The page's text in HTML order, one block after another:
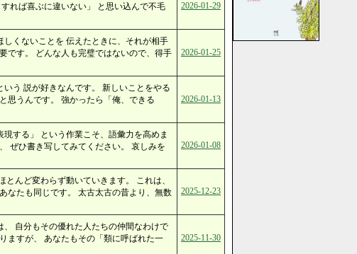
れば喜ぶに違いない」 と思い込んで不毛
2026-01-29
くないことを 伝えたときに、それが相手
です。 どんな人も完璧ではないので、得手
2026-01-25
う 説が好きなんです。 新しいことをやる
思うんです。 強かったら「俺、できる
2026-01-13
現する」 という作業こそ、語彙力を高めま
ぜひ書き写してみてください。 哀しみを
2026-01-08
んど変わらず動いていきます。 これは、
なたも同じです。 太古太古の昔より、無数
2025-12-23
自分もその優れた人たちの仲間なわけで
ますが、 あなたもその「類に呼ばれた一
2025-11-30